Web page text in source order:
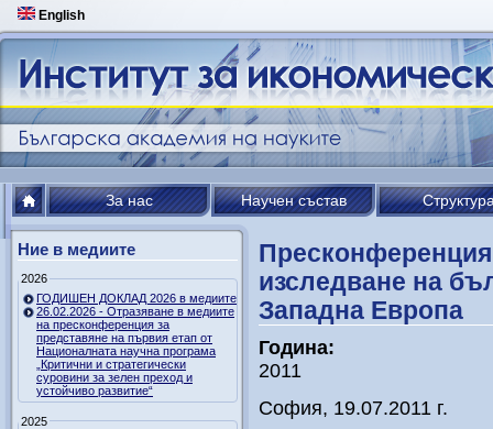
English
За нас Научен състав
Ние в медиите
2026
ГОДИШЕН ДОКЛАД 2026 в медиите
26.02.2026 - Отразяване в медиите
на пресконференция за
представяне на първия етап от
Националната научна програма
„Критични и стратегически
суровини за зелен преход и
устойчиво развитие“
2025
изследване на
Западна Европа
Година:
2011
София, 19.07.2011 г.